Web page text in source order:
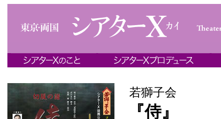
若獅子会
『侍』